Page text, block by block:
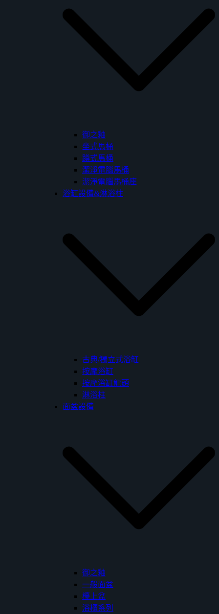
御之釉
坐式馬桶
蹲式馬桶
潔淨電腦馬桶
潔淨電腦馬桶座
浴缸設備&淋浴柱
古典/獨立式浴缸
按摩浴缸
按摩浴缸龍頭
淋浴柱
面盆設備
御之釉
一般面盆
檯上盆
浴櫃系列